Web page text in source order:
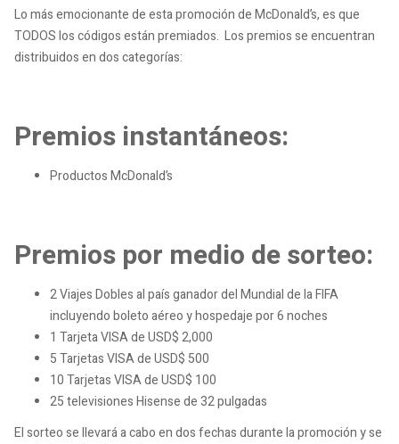
Lo más emocionante de esta promoción de McDonald’s, es que
TODOS los códigos están premiados. Los premios se encuentran
distribuidos en dos categorías:
Premios instantáneos:
Productos McDonald’s
Premios por medio de sorteo:
2 Viajes Dobles al país ganador del Mundial de la FIFA
incluyendo boleto aéreo y hospedaje por 6 noches
1 Tarjeta VISA de USD$ 2,000
5 Tarjetas VISA de USD$ 500
10 Tarjetas VISA de USD$ 100
25 televisiones Hisense de 32 pulgadas
El sorteo se llevará a cabo en dos fechas durante la promoción y se